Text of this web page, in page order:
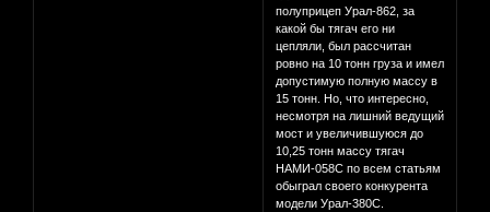
полуприцеп Урал-862, за
какой бы тягач его ни
цепляли, был рассчитан
ровно на 10 тонн груза и имел
допустимую полную массу в
15 тонн. Но, что интересно,
несмотря на лишний ведущий
мост и увеличившуюся до
10,25 тонн массу тягач
НАМИ-058С по всем статьям
обыграл своего конкурента
модели Урал-380С.